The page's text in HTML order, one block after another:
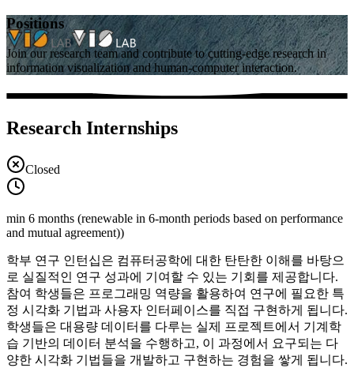
Positions
Join our research team and contribute to cutting-edge research in
information visualization and human-computer interaction.
Research Internships
Closed
min 6 months (renewable in 6-month periods based on performance
and mutual agreement))
학부 연구 인턴십은 컴퓨터공학에 대한 탄탄한 이해를 바탕으
로 실질적인 연구 성과에 기여할 수 있는 기회를 제공합니다.
참여 학생들은 프로그래밍 역량을 활용하여 연구에 필요한 특
정 시각화 기법과 사용자 인터페이스를 직접 구현하게 됩니다.
학생들은 대용량 데이터를 다루는 실제 프로젝트에서 기계학
습 기반의 데이터 분석을 수행하고, 이 과정에서 요구되는 다
양한 시각화 기법들을 개발하고 구현하는 경험을 쌓게 됩니다.